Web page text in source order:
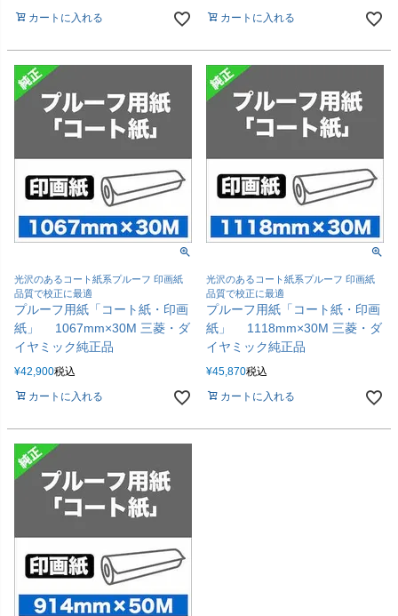
カートに入れる カートに入れる
光沢のあるコート紙系プルーフ 印画紙
品質で校正に最適
プルーフ用紙「コート紙・印画
紙」 1067mm×30M 三菱・ダ
イヤミック純正品
¥42,900税込
カートに入れる
光沢のあるコート紙系プルーフ 印画紙
品質で校正に最適
プルーフ用紙「コート紙・印画
紙」 1118mm×30M 三菱・ダ
イヤミック純正品
¥45,870税込
カートに入れる